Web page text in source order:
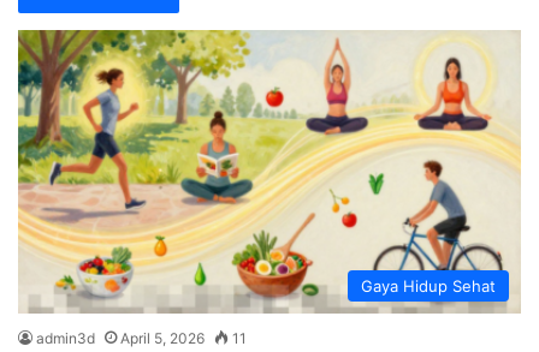
Gaya Hidup Sehat
admin3d April 5, 2026 11